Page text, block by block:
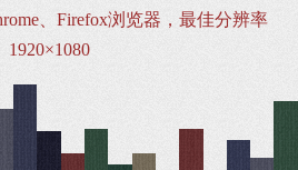
、Firefox浏览器，最佳分辨率
1920×1080